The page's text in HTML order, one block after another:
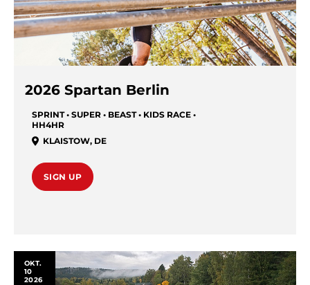
2026 Spartan Berlin
SPRINT • SUPER • BEAST • KIDS RACE •
HH4HR
KLAISTOW, DE
SIGN UP
OKT.
10
2026